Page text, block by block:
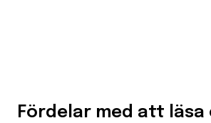
Fördelar med att läsa